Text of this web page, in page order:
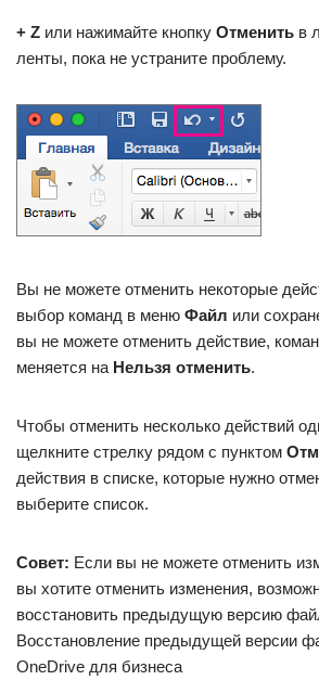
+ Z или нажимайте кнопку Отменить в
ленты, пока не устраните проблему.
Вы не можете отменить некоторые
выбор команд в меню Файл или
вы не можете отменить действие,
меняется на Нельзя отменить.
Чтобы отменить несколько действий
щелкните стрелку рядом с пунктом
действия в списке, которые нужно
выберите список.
Совет: Если вы не можете отменить
вы хотите отменить изменения,
восстановить предыдущую версию
Восстановление предыдущей версии
OneDrive для бизнеса